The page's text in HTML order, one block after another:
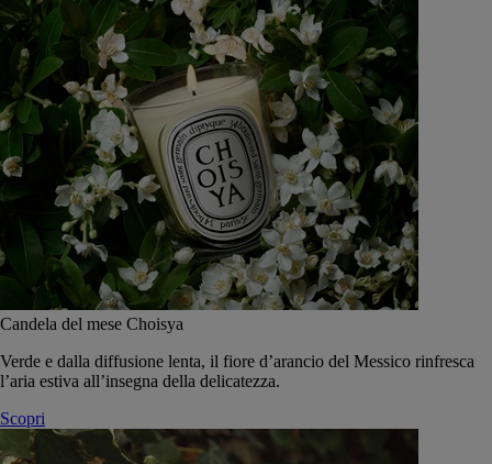
Candela del mese Choisya
Verde e dalla diffusione lenta, il fiore d’arancio del Messico rinfresca
l’aria estiva all’insegna della delicatezza.
Scopri